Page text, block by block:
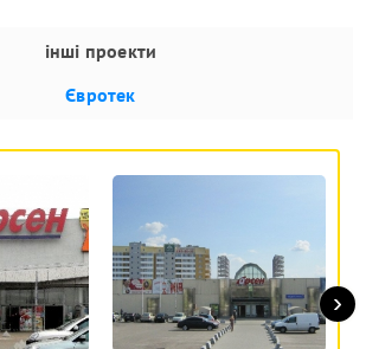
інші проекти
Євротек
›